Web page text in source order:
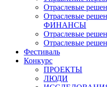
Отраслевые
Отраслевые
ФИНАНСЫ
Отраслевые
Отраслевые
Фестиваль
Конкурс
ПРОЕКТЫ
ЛЮДИ